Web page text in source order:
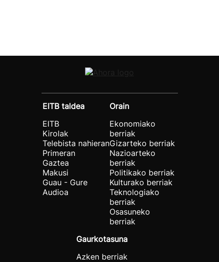
EITB taldea
EITB
Kirolak
Telebista nahieran
Primeran
Gaztea
Makusi
Guau - Gure
Audioa
Orain
Ekonomiako
berriak
Gizarteko berriak
Nazioarteko
berriak
Politikako berriak
Kulturako berriak
Teknologiako
berriak
Osasuneko
berriak
Gaurkotasuna
Azken berriak